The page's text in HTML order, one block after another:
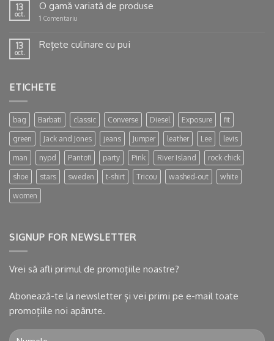
13
oct.
O gamă variată de produse
1 Comentariu
13
oct.
Rețete culinare cu pui
ETICHETE
bag Barbati classic Converse Diesel Exposure fit
green Jack and Jones jeans Jumper leather Lee levis
man nypd Pantofi party Pink River Island rock chick
shoe stars sweden t-shirt Tricou washed-out white
women
SIGNUP FOR NEWSLETTER
Vrei să afli primul de promoțiile noastre?
Abonează-te la newsletter și vei primi pe e-mail toate
promoțiile noi apărute.